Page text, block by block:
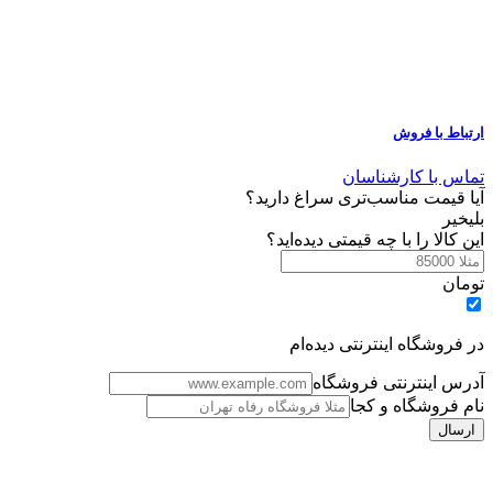
ارتباط با فروش
تماس با کارشناسان
آیا قیمت مناسب‌تری سراغ دارید؟
بلیخیر
این کالا را با چه قیمتی دیده‌اید؟
تومان
در فروشگاه اینترنتی دیده‌ام
آدرس اینترنتی فروشگاه
نام فروشگاه و کجا